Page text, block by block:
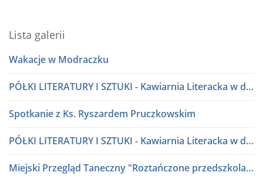
Lista galerii
Wakacje w Modraczku
PÓŁKI LITERATURY I SZTUKI - Kawiarnia Literacka w dialogu
Spotkanie z Ks. Ryszardem Pruczkowskim
PÓŁKI LITERATURY I SZTUKI - Kawiarnia Literacka w dialogu
Miejski Przegląd Taneczny "Roztańczone przedszkolaki" lata 80 i 90